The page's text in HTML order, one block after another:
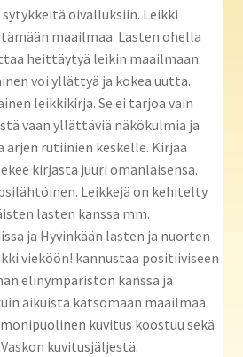
oivalluksiin. Leikki
maailmaa. Lasten ohella
heittäytyä leikin maailmaan:
voi yllättyä ja kokea uutta.
leikkikirja. Se ei tarjoa vain
vaan yllättäviä näkökulmia ja
arjen rutiinien keskelle. Kirjaa
kirjasta juuri omanlaisensa.
Leikkejä on kehitelty
lasten kanssa mm.
ja Hyvinkään lasten ja nuorten
vieköön! kannustaa positiiviseen
elinympäristön kanssa ja
aikuista katsomaan maailmaa
kuvitus koostuu sekä
kuvitusjäljestä.